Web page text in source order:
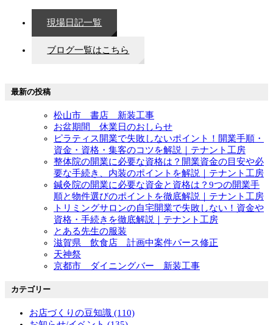
現場日記一覧
ブログ一覧はこちら
最新の投稿
松山市 書店 新装工事
お盆期間 休業日のおしらせ
ピラティス開業で失敗しないポイント！開業手順・
資金・資格・集客のコツを解説｜テナント工房
整体院の開業に必要な資格は？開業資金の目安や必
要な手続き、内装のポイントを解説｜テナント工房
鍼灸院の開業に必要な資金と資格は？9つの開業手
順と物件選びのポイントを徹底解説｜テナント工房
トリミングサロンの自宅開業で失敗しない！資金や
資格・手続きを徹底解説｜テナント工房
とある先生の服装
滋賀県 飲食店 計画中案件パース修正
天神祭
京都市 ダイニングバー 新装工事
カテゴリー
お店づくりの豆知識 (110)